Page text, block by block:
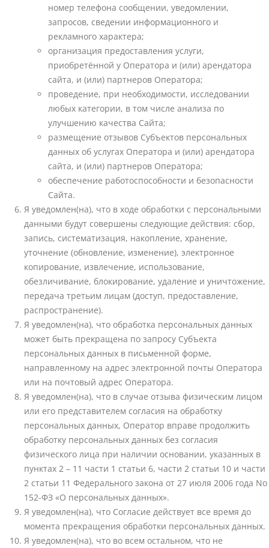
номер телефона сообщении, уведомлении,
запросов, сведении информационного и
рекламного характера;
организация предоставления услуги,
приобретённой у Оператора и (или) арендатора
сайта, и (или) партнеров Оператора;
проведение, при необходимости, исследовании
любых категории, в том числе анализа по
улучшению качества Сайта;
размещение отзывов Субъектов персональных
данных об услугах Оператора и (или) арендатора
сайта, и (или) партнеров Оператора;
обеспечение работоспособности и безопасности
Сайта.
Я уведомлен(на), что в ходе обработки с персональными
данными будут совершены следующие действия: сбор,
запись, систематизация, накопление, хранение,
уточнение (обновление, изменение), электронное
копирование, извлечение, использование,
обезличивание, блокирование, удаление и уничтожение,
передача третьим лицам (доступ, предоставление,
распространение).
Я уведомлен(на), что обработка персональных данных
может быть прекращена по запросу Субъекта
персональных данных в письменной форме,
направленному на адрес электронной почты Оператора
или на почтовый адрес Оператора.
Я уведомлен(на), что в случае отзыва физическим лицом
или его представителем согласия на обработку
персональных данных, Оператор вправе продолжить
обработку персональных данных без согласия
физического лица при наличии основании, указанных в
пунктах 2 – 11 части 1 статьи 6, части 2 статьи 10 и части
2 статьи 11 Федерального закона от 27 июля 2006 года No
152-ФЗ «О персональных данных».
Я уведомлен(на), что Согласие действует все время до
момента прекращения обработки персональных данных.
Я уведомлен(на), что во всем остальном, что не